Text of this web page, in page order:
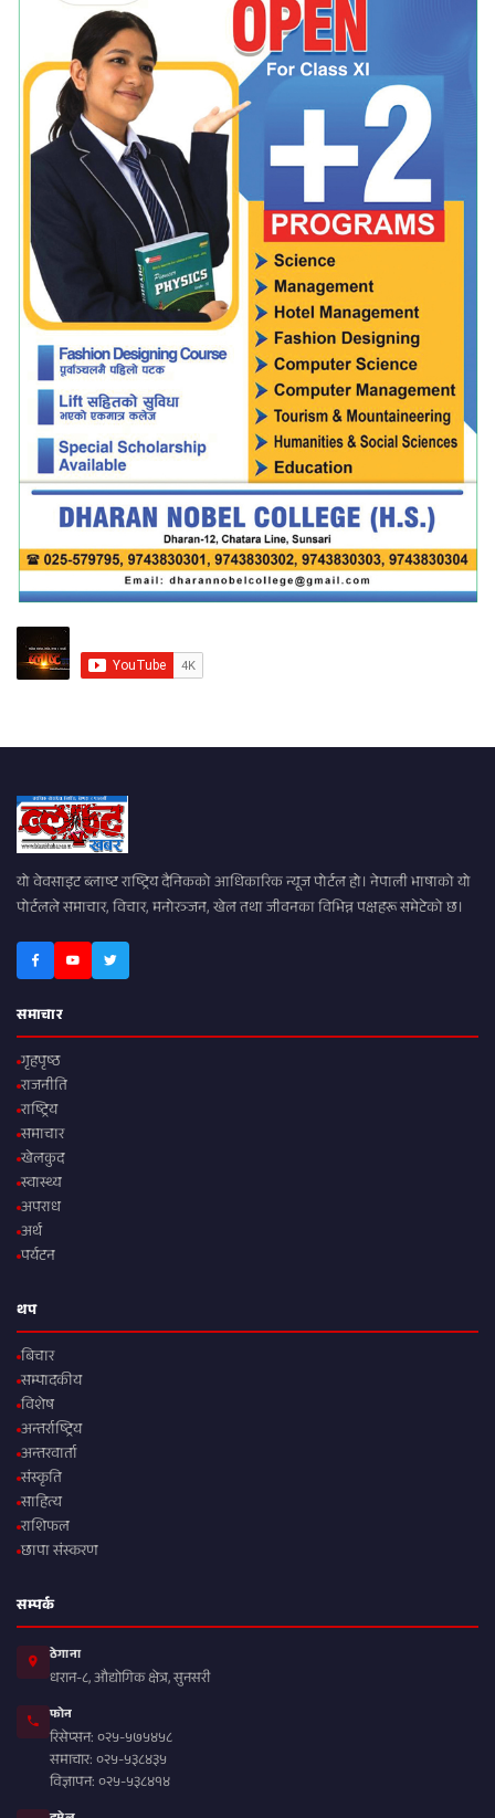
यो वेवसाइट ब्लाष्ट राष्ट्रिय दैनिकको आधिकारिक न्यूज पोर्टल हो। नेपाली भाषाको यो
पोर्टलले समाचार, विचार, मनोरञ्जन, खेल तथा जीवनका विभिन्न पक्षहरू समेटेको छ।
समाचार
गृहपृष्ठ
राजनीति
राष्ट्रिय
समाचार
खेलकुद
स्वास्थ्य
अपराध
अर्थ
पर्यटन
थप
बिचार
सम्पादकीय
विशेष
अन्तर्राष्ट्रिय
अन्तरवार्ता
संस्कृति
साहित्य
राशिफल
छापा संस्करण
सम्पर्क
ठेगाना
धरान-८, औद्योगिक क्षेत्र, सुनसरी
फोन
रिसेप्सन: ०२५-५७५४५८
समाचार: ०२५-५३८४३५
विज्ञापन: ०२५-५३८४१४